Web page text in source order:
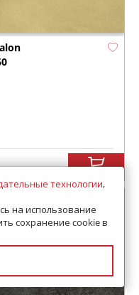
технологии,
на использование
сохранение cookie в